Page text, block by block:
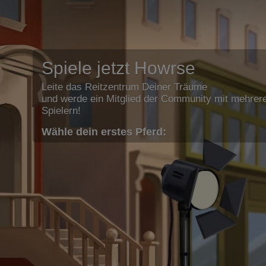
Spiele jetzt Howrse
Leite das Reitzentrum Deiner Träume
und werde ein Mitglied der Community mit
Spielern!
Wähle dein erstes Pferd: